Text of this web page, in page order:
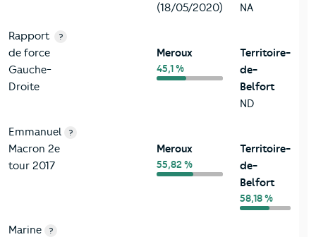
(18/05/2020)
NA
Rapport
de force
Gauche-
Droite
?
Meroux
45,1 %
Territoire-
de-
Belfort
ND
Emmanuel
Macron 2e
tour 2017
?
Meroux
55,82 %
Territoire-
de-
Belfort
58,18 %
Marine
?